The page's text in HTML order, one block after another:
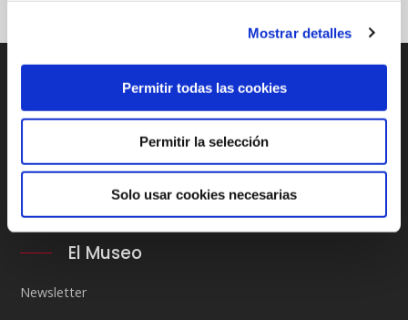
Mostrar detalles
Permitir todas las cookies
Permitir la selección
Solo usar cookies necesarias
El Museo
Newsletter